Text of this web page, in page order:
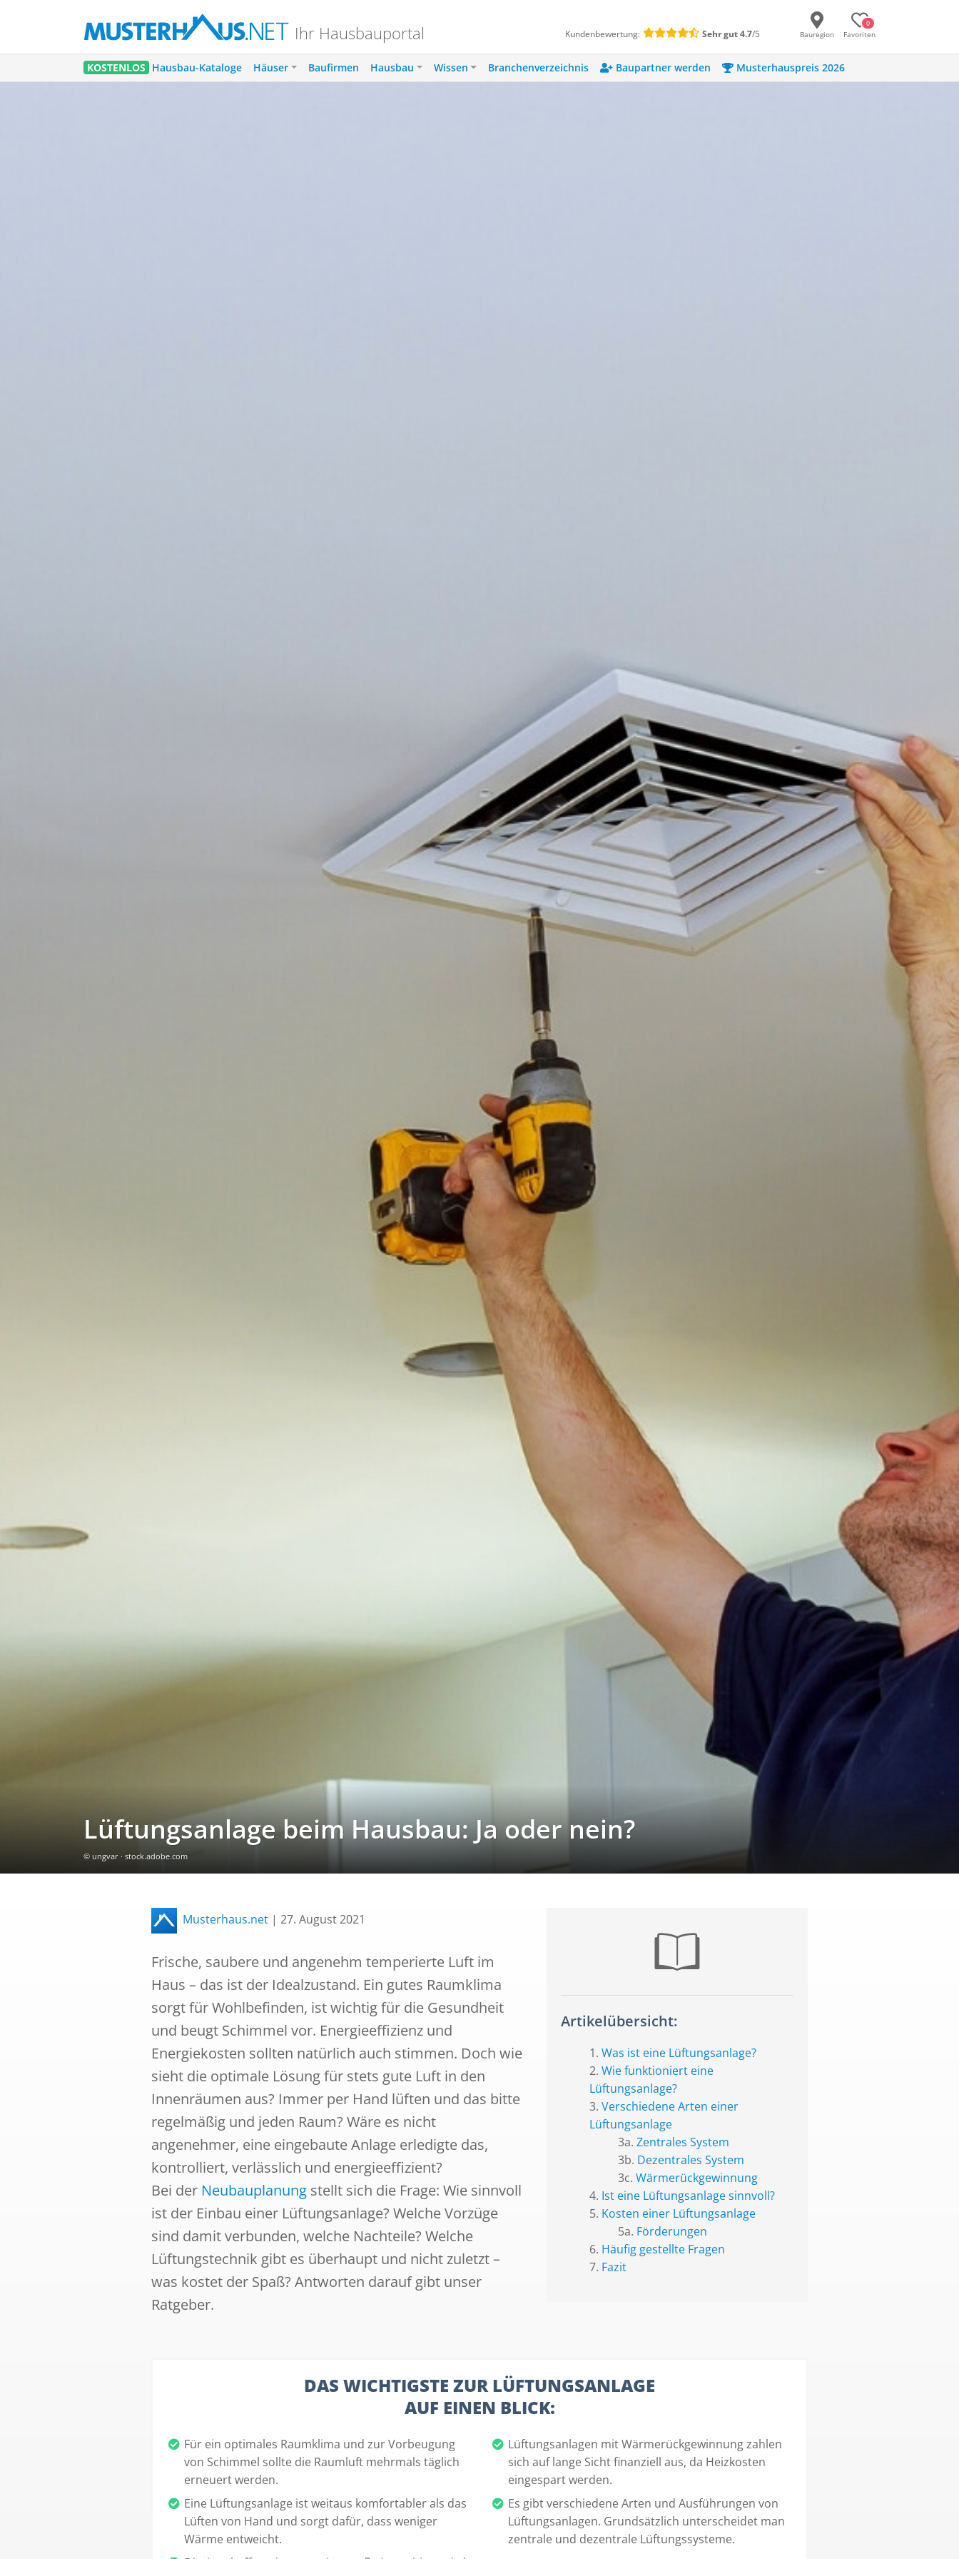
Ihr Hausbauportal Kundenbewertung: Sehr gut4.7/5 Bauregion
0
Favoriten
KOSTENLOS Hausbau-Kataloge Häuser Baufirmen Hausbau Wissen Branchenverzeichnis Baupartner werden Musterhauspreis 2026
Lüftungsanlage beim Hausbau: Ja oder nein?
© ungvar · stock.adobe.com
Musterhaus.net | 27. August 2021
Frische, saubere und angenehm temperierte Luft im
Haus – das ist der Idealzustand. Ein gutes Raumklima
sorgt für Wohlbefinden, ist wichtig für die Gesundheit
und beugt Schimmel vor. Energieeffizienz und
Energiekosten sollten natürlich auch stimmen. Doch wie
sieht die optimale Lösung für stets gute Luft in den
Innenräumen aus? Immer per Hand lüften und das bitte
regelmäßig und jeden Raum? Wäre es nicht
angenehmer, eine eingebaute Anlage erledigte das,
kontrolliert, verlässlich und energieeffizient?
Bei der Neubauplanung stellt sich die Frage: Wie sinnvoll
ist der Einbau einer Lüftungsanlage? Welche Vorzüge
sind damit verbunden, welche Nachteile? Welche
Lüftungstechnik gibt es überhaupt und nicht zuletzt –
was kostet der Spaß? Antworten darauf gibt unser
Ratgeber.
Artikelübersicht:
Was ist eine Lüftungsanlage?
Wie funktioniert eine
Lüftungsanlage?
Verschiedene Arten einer
Lüftungsanlage
Zentrales System
Dezentrales System
Wärmerückgewinnung
Ist eine Lüftungsanlage sinnvoll?
Kosten einer Lüftungsanlage
Förderungen
Häufig gestellte Fragen
Fazit
DAS WICHTIGSTE ZUR LÜFTUNGSANLAGE
AUF EINEN BLICK:
Für ein optimales Raumklima und zur Vorbeugung
von Schimmel sollte die Raumluft mehrmals täglich
erneuert werden.
Eine Lüftungsanlage ist weitaus komfortabler als das
Lüften von Hand und sorgt dafür, dass weniger
Wärme entweicht.
Lüftungsanlagen mit Wärmerückgewinnung zahlen
sich auf lange Sicht finanziell aus, da Heizkosten
eingespart werden.
Es gibt verschiedene Arten und Ausführungen von
Lüftungsanlagen. Grundsätzlich unterscheidet man
zentrale und dezentrale Lüftungssysteme.